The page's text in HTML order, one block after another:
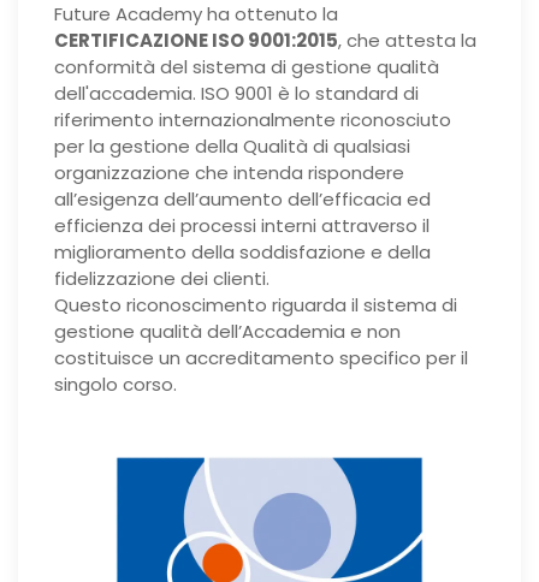
Future Academy ha ottenuto la
CERTIFICAZIONE ISO 9001:2015, che attesta la
conformità del sistema di gestione qualità
dell'accademia. ISO 9001 è lo standard di
riferimento internazionalmente riconosciuto
per la gestione della Qualità di qualsiasi
organizzazione che intenda rispondere
all’esigenza dell’aumento dell’efficacia ed
efficienza dei processi interni attraverso il
miglioramento della soddisfazione e della
fidelizzazione dei clienti.
Questo riconoscimento riguarda il sistema di
gestione qualità dell’Accademia e non
costituisce un accreditamento specifico per il
singolo corso.